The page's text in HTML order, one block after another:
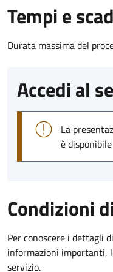
Tempi e
Durata massima del
Accedi al
La
è disponibile
Condizioni
Per conoscere i dettagli
informazioni importanti,
servizio.